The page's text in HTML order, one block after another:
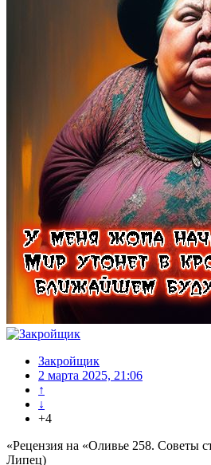
Закройщик
2 марта 2025, 21:06
↑
↓
+4
«Рецензия на «Оливье 258. Советы
Липец)